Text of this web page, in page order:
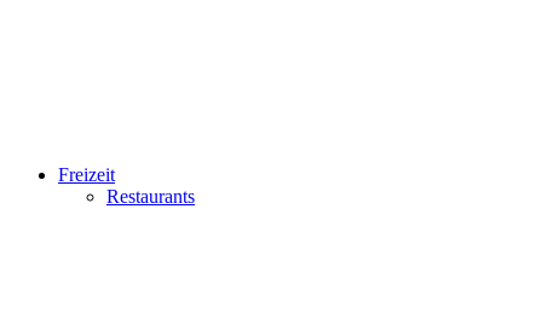
Freizeit
Restaurants